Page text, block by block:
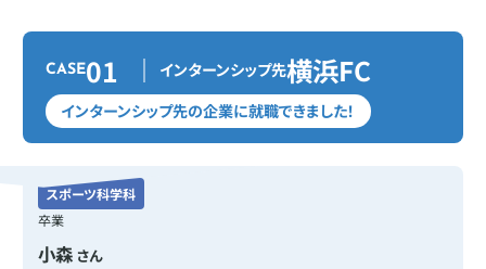
CASE01 インターンシップ先横浜FC
インターンシップ先の企業に就職できました！
スポーツ科学科
卒業
小森 さん